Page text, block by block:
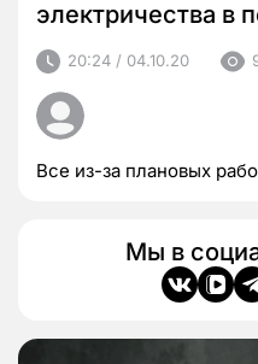
электричества в
20:24 / 04.10.20
Все из-за плановых
Мы в